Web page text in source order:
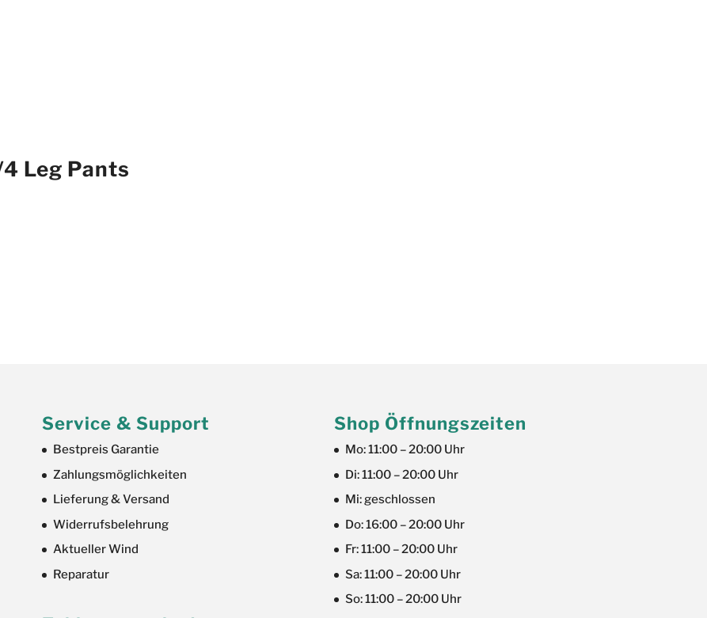
Leg Pants
Service & Support
Bestpreis Garantie
Zahlungsmöglichkeiten
Lieferung & Versand
Widerrufsbelehrung
Aktueller Wind
Reparatur
Shop Öffnungszeiten
Mo: 11:00 – 20:00 Uhr
Di: 11:00 – 20:00 Uhr
Mi: geschlossen
Do: 16:00 – 20:00 Uhr
Fr: 11:00 – 20:00 Uhr
Sa: 11:00 – 20:00 Uhr
So: 11:00 – 20:00 Uhr